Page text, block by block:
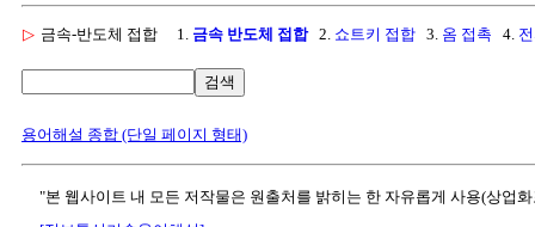
▷ 금속-반도체 접합 1. 금속 반도체 접합2. 쇼트키 접합 3. 옴 접촉 4.
검색
용어해설 종합 (단일 페이지 형태)
"본 웹사이트 내 모든 저작물은 원출처를 밝히는 한 자유롭게 사용(상업